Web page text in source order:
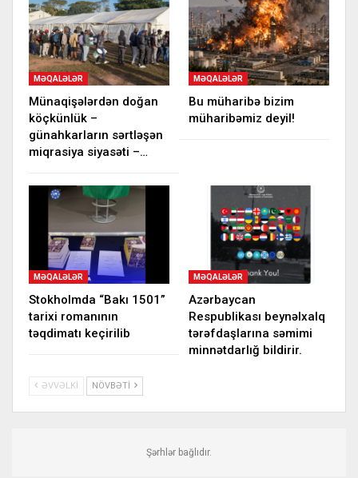
MƏQALƏLƏR
Münaqişələrdən doğan
köçkünlük –
günahkarların sərtləşən
miqrasiya siyasəti –…
MƏQALƏLƏR
Bu müharibə bizim
müharibəmiz deyil!
MƏQALƏLƏR
Stokholmda “Bakı 1501”
tarixi romanının
təqdimatı keçirilib
MƏQALƏLƏR
Azərbaycan
Respublikası beynəlxalq
tərəfdaşlarına səmimi
minnətdarlığ bildirir.
ƏVVƏLKI NÖVBƏTI
Şərhlər bağlıdır.